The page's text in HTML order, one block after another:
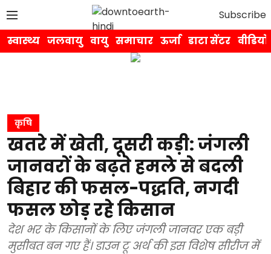
Subscribe
स्वास्थ्य जलवायु वायु समाचार ऊर्जा डाटा सेंटर वीडियो
कृषि
खतरे में खेती, दूसरी कड़ी: जंगली
जानवरों के बढ़ते हमले से बदली
बिहार की फसल-पद्धति, नगदी
फसल छोड़ रहे किसान
देश भर के किसानों के लिए जंगली जानवर एक बड़ी
मुसीबत बन गए हैं। डाउन टू अर्थ की इस विशेष सीरीज में